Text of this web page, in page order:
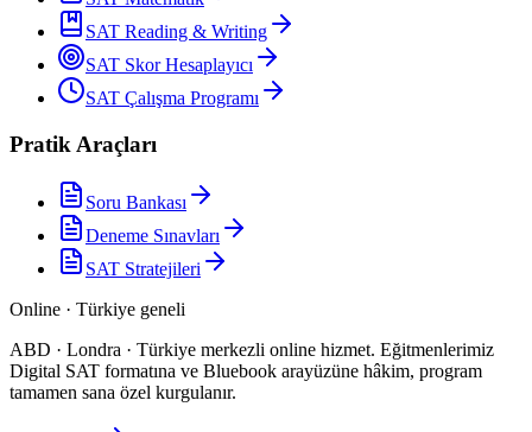
SAT Reading & Writing
SAT Skor Hesaplayıcı
SAT Çalışma Programı
Pratik Araçları
Soru Bankası
Deneme Sınavları
SAT Stratejileri
Online · Türkiye geneli
ABD · Londra · Türkiye merkezli online hizmet. Eğitmenlerimiz
Digital SAT formatına ve Bluebook arayüzüne hâkim, program
tamamen sana özel kurgulanır.